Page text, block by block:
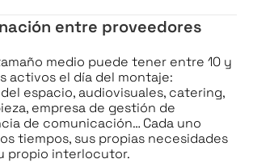
entre proveedores
medio puede tener entre 10 y
activos el día del montaje:
espacio, audiovisuales, catering,
empresa de gestión de
de comunicación… Cada uno
tiempos, sus propias necesidades
propio interlocutor.